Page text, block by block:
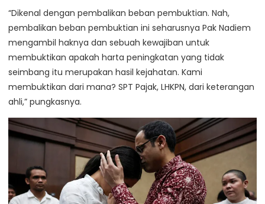
“Dikenal dengan pembalikan beban pembuktian. Nah,
pembalikan beban pembuktian ini seharusnya Pak Nadiem
mengambil haknya dan sebuah kewajiban untuk
membuktikan apakah harta peningkatan yang tidak
seimbang itu merupakan hasil kejahatan. Kami
membuktikan dari mana? SPT Pajak, LHKPN, dari keterangan
ahli,” pungkasnya.